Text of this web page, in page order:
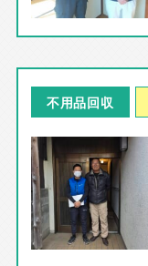
不用品回収